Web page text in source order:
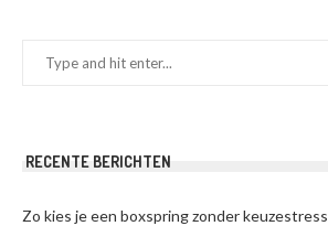
RECENTE BERICHTEN
Zo kies je een boxspring zonder keuzestress